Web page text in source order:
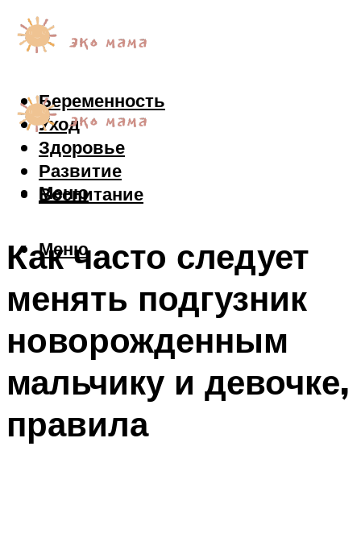
Беременность
Уход
Здоровье
Развитие
Воспитание
Меню
Меню
Как часто следует
менять подгузник
новорожденным
мальчику и девочке,
правила